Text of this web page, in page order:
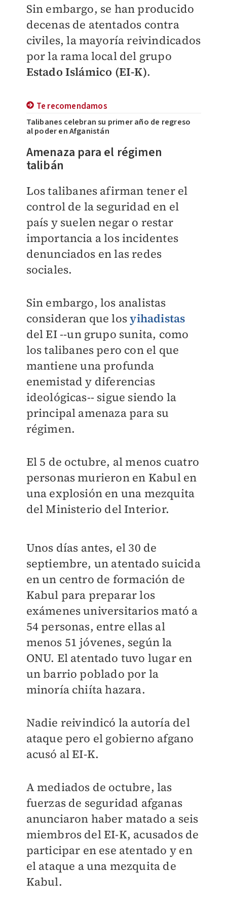
Sin embargo, se han producido
decenas de atentados contra
civiles, la mayoría reivindicados
por la rama local del grupo
Estado Islámico (EI-K).
Te recomendamos
Talibanes celebran su primer año de regreso
al poder en Afganistán
Amenaza para el régimen
talibán
Los talibanes afirman tener el
control de la seguridad en el
país y suelen negar o restar
importancia a los incidentes
denunciados en las redes
sociales.
Sin embargo, los analistas
consideran que losyihadistas
del EI --un grupo sunita, como
los talibanes pero con el que
mantiene una profunda
enemistad y diferencias
ideológicas-- sigue siendo la
principal amenaza para su
régimen.
El 5 de octubre, al menos cuatro
personas murieron en Kabul en
una explosión en una mezquita
del Ministerio del Interior.
Unos días antes, el 30 de
septiembre, un atentado suicida
en un centro de formación de
Kabul para preparar los
exámenes universitarios mató a
54 personas, entre ellas al
menos 51 jóvenes, según la
ONU. El atentado tuvo lugar en
un barrio poblado por la
minoría chiíta hazara.
Nadie reivindicó la autoría del
ataque pero el gobierno afgano
acusó al EI-K.
A mediados de octubre, las
fuerzas de seguridad afganas
anunciaron haber matado a seis
miembros del EI-K, acusados de
participar en ese atentado y en
el ataque a una mezquita de
Kabul.